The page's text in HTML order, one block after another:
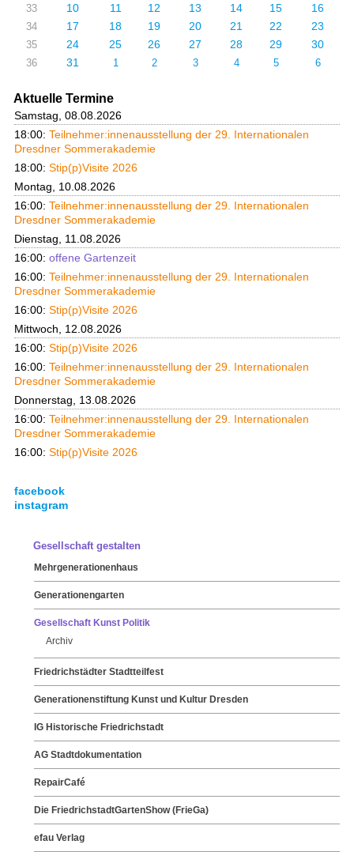
33 10 11 12 13 14 15 16
34 17 18 19 20 21 22 23
35 24 25 26 27 28 29 30
36 31 1 2 3 4 5 6
Aktuelle Termine
Samstag, 08.08.2026
18:00: Teilnehmer:innenausstellung der 29. Internationalen
Dresdner Sommerakademie
18:00: Stip(p)Visite 2026
Montag, 10.08.2026
16:00: Teilnehmer:innenausstellung der 29. Internationalen
Dresdner Sommerakademie
Dienstag, 11.08.2026
16:00: offene Gartenzeit
16:00: Teilnehmer:innenausstellung der 29. Internationalen
Dresdner Sommerakademie
16:00: Stip(p)Visite 2026
Mittwoch, 12.08.2026
16:00: Stip(p)Visite 2026
16:00: Teilnehmer:innenausstellung der 29. Internationalen
Dresdner Sommerakademie
Donnerstag, 13.08.2026
16:00: Teilnehmer:innenausstellung der 29. Internationalen
Dresdner Sommerakademie
16:00: Stip(p)Visite 2026
facebook
instagram
Gesellschaft gestalten
Mehrgenerationenhaus
Generationengarten
Gesellschaft Kunst Politik
Archiv
Friedrichstädter Stadtteilfest
Generationenstiftung Kunst und Kultur Dresden
IG Historische Friedrichstadt
AG Stadtdokumentation
RepairCafé
Die FriedrichstadtGartenShow (FrieGa)
efau Verlag